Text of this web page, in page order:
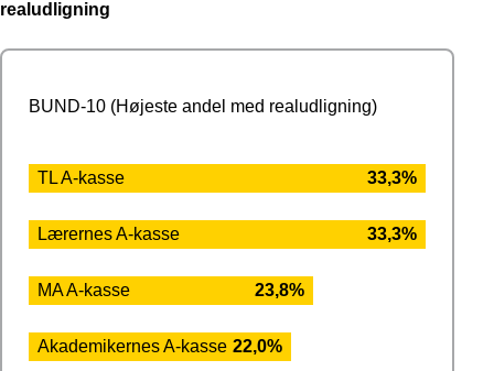
realudligning
BUND-10 (Højeste andel med realudligning)
TL A-kasse 33,3%
Lærernes A-kasse 33,3%
MA A-kasse 23,8%
Akademikernes A-kasse 22,0%